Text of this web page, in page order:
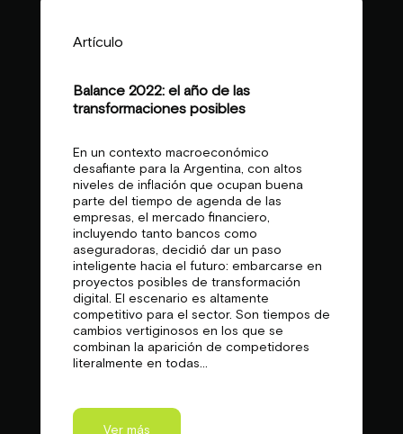
Artículo
Balance 2022: el año de las
transformaciones posibles
En un contexto macroeconómico
desafiante para la Argentina, con altos
niveles de inflación que ocupan buena
parte del tiempo de agenda de las
empresas, el mercado financiero,
incluyendo tanto bancos como
aseguradoras, decidió dar un paso
inteligente hacia el futuro: embarcarse en
proyectos posibles de transformación
digital. El escenario es altamente
competitivo para el sector. Son tiempos de
cambios vertiginosos en los que se
combinan la aparición de competidores
literalmente en todas...
Ver más